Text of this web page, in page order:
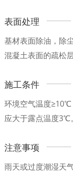
表面处理
基材表面除油，除
混凝土表面的疏松
施工条件
环境空气温度≥10℃
应大于露点温度3℃。
注意事项
雨天或过度潮湿天